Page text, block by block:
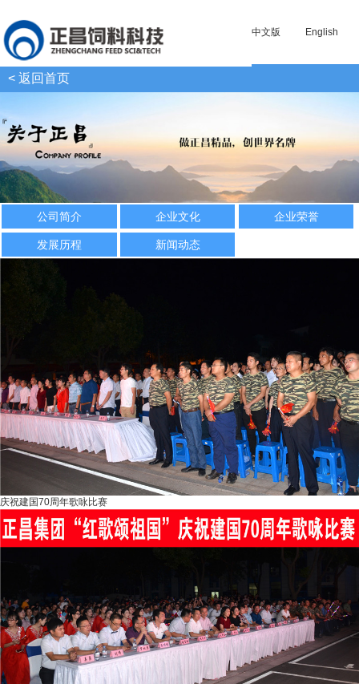
中文版 English
< 返回首页
公司简介 企业文化 企业荣誉
发展历程 新闻动态
庆祝建国70周年歌咏比赛